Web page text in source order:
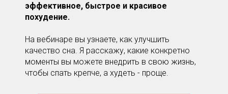
эффективное, быстрое и красивое
похудение.
На вебинаре вы узнаете, как улучшить
качество сна. Я расскажу, какие конкретно
моменты вы можете внедрить в свою жизнь,
чтобы спать крепче, а худеть - проще.